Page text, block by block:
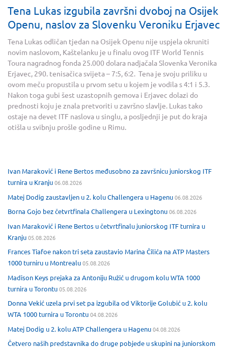
Tena Lukas izgubila završni dvoboj na Osijek
Openu, naslov za Slovenku Veroniku Erjavec
Tena Lukas odličan tjedan na Osijek Openu nije uspjela okruniti
novim naslovom, Kaštelanku je u finalu ovog ITF World Tennis
Toura nagradnog fonda 25.000 dolara nadjačala Slovenka Veronika
Erjavec, 290. tenisačica svijeta – 7:5, 6:2. Tena je svoju priliku u
ovom meču propustila u prvom setu u kojem je vodila s 4:1 i 5.3.
Nakon toga gubi šest uzastopnih gemova i Erjavec dolazi do
prednosti koju je znala pretvoriti u završno slavlje. Lukas tako
ostaje na devet ITF naslova u singlu, a posljednji je put do kraja
otišla u svibnju prošle godine u Rimu.
Ivan Maraković i Rene Bertos međusobno za završnicu juniorskog ITF
turnira u Kranju06.08.2026
Matej Dodig zaustavljen u 2. kolu Challengera u Hagenu06.08.2026
Borna Gojo bez četvrtfinala Challengera u Lexingtonu06.08.2026
Ivan Maraković i Rene Bertos u četvrtfinalu juniorskog ITF turnira u
Kranju05.08.2026
Frances Tiafoe nakon tri seta zaustavio Marina Čilića na ATP Masters
1000 turniru u Montrealu05.08.2026
Madison Keys prejaka za Antoniju Ružić u drugom kolu WTA 1000
turnira u Torontu05.08.2026
Donna Vekić uzela prvi set pa izgubila od Viktorije Golubić u 2. kolu
WTA 1000 turnira u Torontu04.08.2026
Matej Dodig u 2. kolu ATP Challengera u Hagenu04.08.2026
Četvero naših predstavnika do druge pobjede u skupini na juniorskom